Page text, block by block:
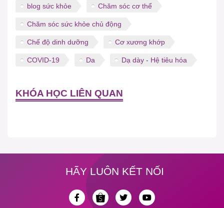
blog sức khỏe Chăm sóc cơ thể
Chăm sóc sức khỏe chủ động
Chế độ dinh dưỡng Cơ xương khớp
COVID-19 Da Dạ dày - Hệ tiêu hóa
KHÓA HỌC LIÊN QUAN
HÃY LUÔN KẾT NỐI